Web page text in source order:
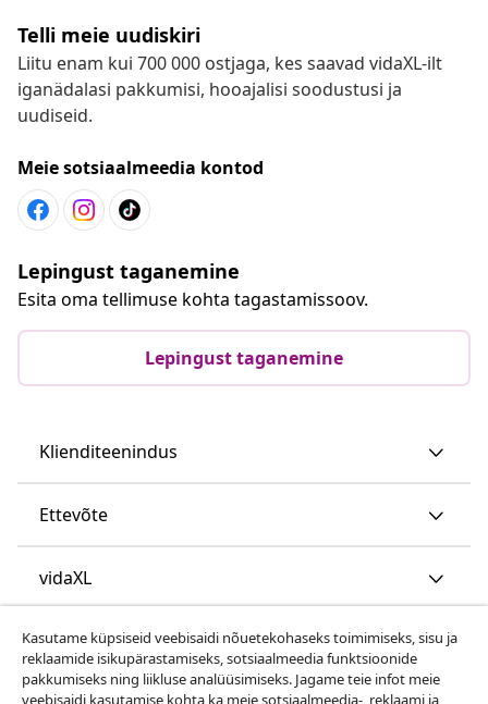
Telli meie uudiskiri
Liitu enam kui 700 000 ostjaga, kes saavad vidaXL-ilt
iganädalasi pakkumisi, hooajalisi soodustusi ja
uudiseid.
Meie sotsiaalmeedia kontod
Lepingust taganemine
Esita oma tellimuse kohta tagastamissoov.
Lepingust taganemine
Klienditeenindus
Ettevõte
vidaXL
Vaata rohkem
Kasutame küpsiseid veebisaidi nõuetekohaseks toimimiseks, sisu ja
reklaamide isikupärastamiseks, sotsiaalmeedia funktsioonide
pakkumiseks ning liikluse analüüsimiseks. Jagame teie infot meie
veebisaidi kasutamise kohta ka meie sotsiaalmeedia-, reklaami ja